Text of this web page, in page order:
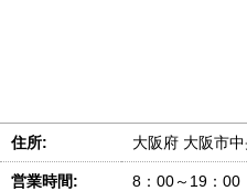
住所: 大阪府 大阪市
営業時間: 8：00～19：